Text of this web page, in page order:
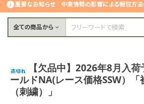
重要なお知らせ｜ 中東情勢の影響による梱包方
全ての商品から
【欠品中】2026年8月入
ールドNA(レース価格SSW）
（刺繍）」